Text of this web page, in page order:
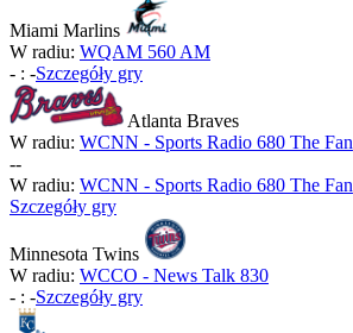
Miami Marlins
W radiu: WQAM 560 AM
- : -Szczegóły gry
Atlanta Braves
W radiu: WCNN - Sports Radio 680 The Fan
--
W radiu: WCNN - Sports Radio 680 The Fan
Szczegóły gry
Minnesota Twins
W radiu: WCCO - News Talk 830
- : -Szczegóły gry